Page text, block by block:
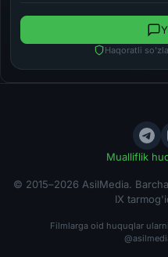
Haqoratli
Mualliflik
© 2015–2026 AsilMedia.
IX
Filmlarga oid huquqlar